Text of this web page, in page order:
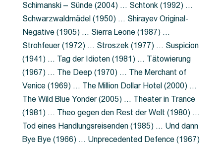
Schimanski – Sünde (2004) … Schtonk (1992) …
Schwarzwaldmädel (1950) … Shirayev Original-
Negative (1905) … Sierra Leone (1987) …
Strohfeuer (1972) … Stroszek (1977) … Suspicion
(1941) … Tag der Idioten (1981) … Tätowierung
(1967) … The Deep (1970) … The Merchant of
Venice (1969) … The Million Dollar Hotel (2000) …
The Wild Blue Yonder (2005) … Theater in Trance
(1981) … Theo gegen den Rest der Welt (1980) …
Tod eines Handlungsreisenden (1985) … Und dann
Bye Bye (1966) … Unprecedented Defence (1967)